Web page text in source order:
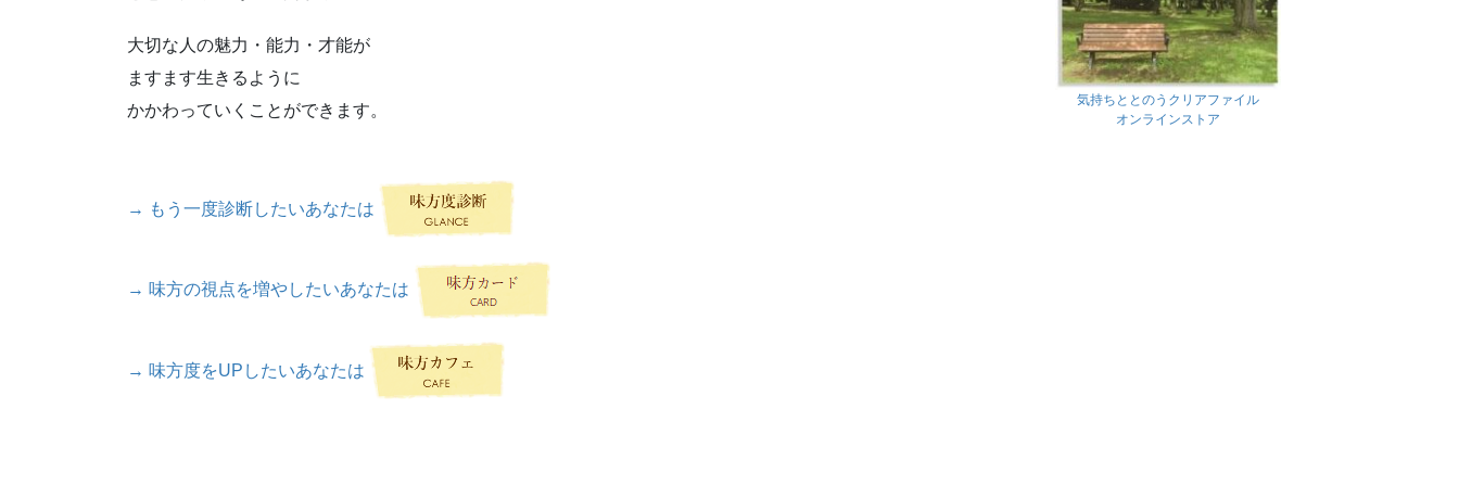
大切な人の魅力・能力・才能が
ますます生きるように
かかわっていくことができます。
→ もう一度診断したいあなたは
→ 味方の視点を増やしたいあなたは
→ 味方度をUPしたいあなたは
気持ちととのうクリアファイル
オンラインストア